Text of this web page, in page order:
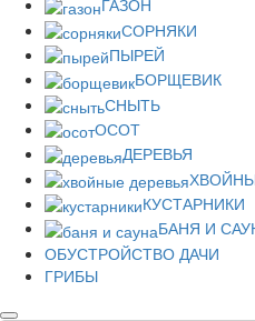
ГАЗОН
СОРНЯКИ
ПЫРЕЙ
БОРЩЕВИК
СНЫТЬ
ОСОТ
ДЕРЕВЬЯ
КУСТАРНИКИ
БАНЯ И
ОБУСТРОЙСТВО ДАЧИ
ГРИБЫ